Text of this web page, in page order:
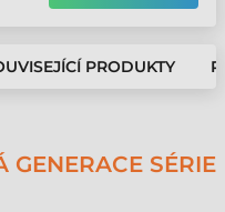
PRODUKTY
SÉRIE